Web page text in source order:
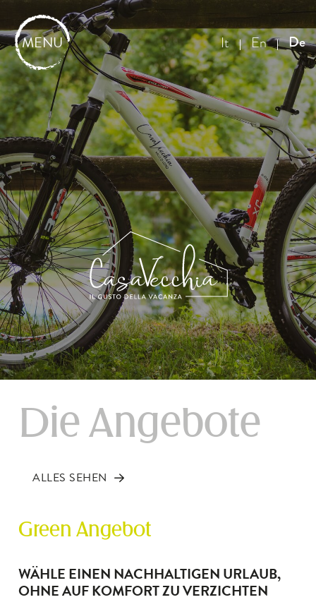
MENU It En De
Die Angebote
ALLES SEHEN
Green Angebot
WÄHLE EINEN NACHHALTIGEN URLAUB,
OHNE AUF KOMFORT ZU VERZICHTEN